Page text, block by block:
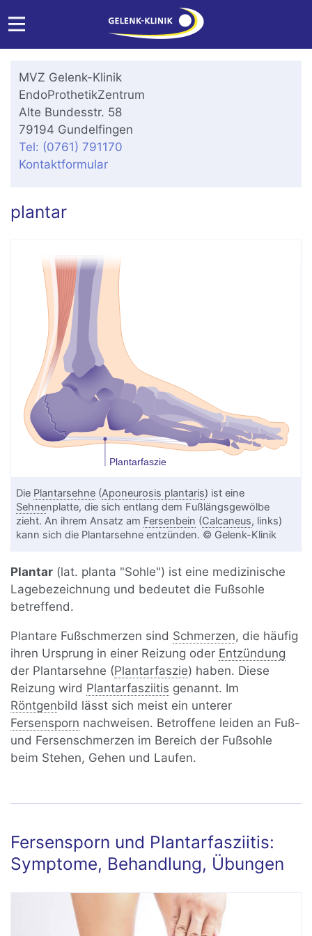
MVZ Gelenk-Klinik
EndoProthetikZentrum
Alte Bundesstr. 58
79194 Gundelfingen
Tel: (0761) 791170
Kontaktformular
plantar
Die Plantarsehne (Aponeurosis plantaris) ist eine
Sehnenplatte, die sich entlang dem Fußlängsgewölbe
zieht. An ihrem Ansatz am Fersenbein (Calcaneus, links)
kann sich die Plantarsehne entzünden. © Gelenk-Klinik
Plantar (lat. planta "Sohle") ist eine medizinische
Lagebezeichnung und bedeutet die Fußsohle
betreffend.
Plantare Fußschmerzen sind Schmerzen, die häufig
ihren Ursprung in einer Reizung oder Entzündung
der Plantarsehne (Plantarfaszie) haben. Diese
Reizung wird Plantarfasziitis genannt. Im
Röntgenbild lässt sich meist ein unterer
Fersensporn nachweisen. Betroffene leiden an Fuß-
und Fersenschmerzen im Bereich der Fußsohle
beim Stehen, Gehen und Laufen.
Fersensporn und Plantarfasziitis:
Symptome, Behandlung, Übungen